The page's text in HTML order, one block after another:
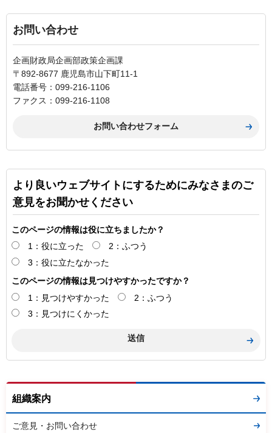
お問い合わせ
企画財政局企画部政策企画課
〒892-8677 鹿児島市山下町11-1
電話番号：099-216-1106
ファクス：099-216-1108
より良いウェブサイトにするためにみなさまのご
意見をお聞かせください
このページの情報は役に立ちましたか？
1：役に立った
2：ふつう
3：役に立たなかった
このページの情報は見つけやすかったですか？
1：見つけやすかった
2：ふつう
3：見つけにくかった
組織案内
ご意見・お問い合わせ